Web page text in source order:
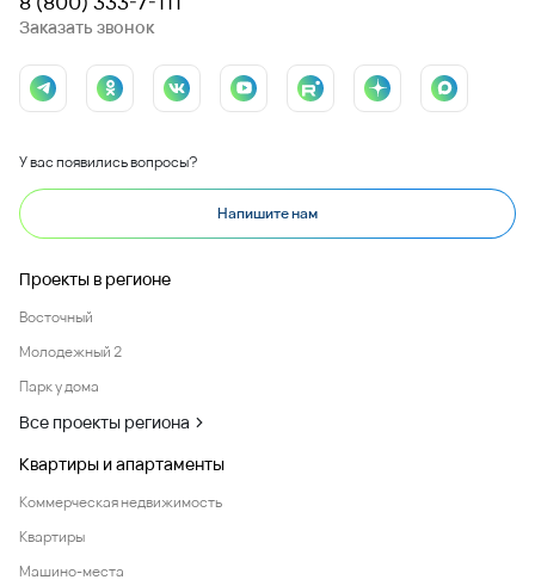
Заказать звонок
У вас появились вопросы?
Напишите нам
Проекты в регионе
Восточный
Молодежный 2
Парк у дома
Все проекты региона
Квартиры и апартаменты
Коммерческая недвижимость
Квартиры
Машино-места